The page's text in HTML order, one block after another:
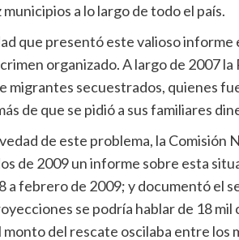
a lo largo de todo el país.
que presentó este valioso
organizado. A largo de 2007
migrantes secuestrados, quienes
de que se pidió a sus familiares
de este problema, la
de 2009 un informe sobre esta
a febrero de 2009; y documentó el
se podría hablar de 18
del rescate oscilaba entre los